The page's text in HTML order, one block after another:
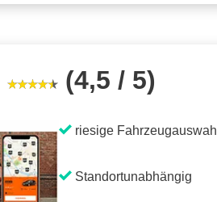
(4,5 / 5)
riesige Fahrzeugauswahl
Standortunabhängig